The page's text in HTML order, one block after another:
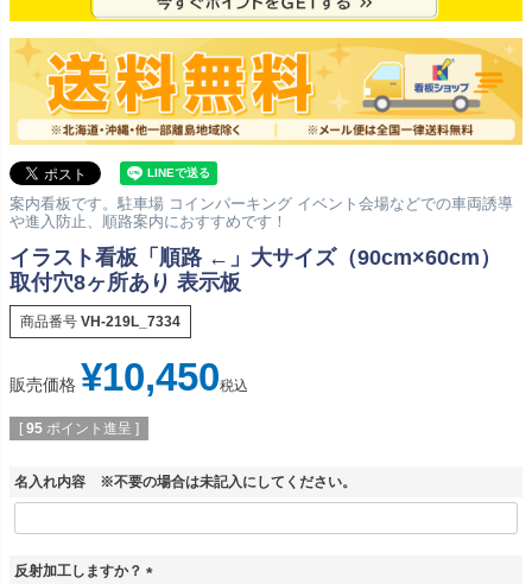
案内看板です。駐車場 コインパーキング イベント会場などでの車両誘導
や進入防止、順路案内におすすめです！
イラスト看板「順路 ←」大サイズ（90cm×60cm）
取付穴8ヶ所あり 表示板
商品番号 VH-219L_7334
販売価格 ¥10,450税込
[ 95 ポイント進呈 ]
名入れ内容 ※不要の場合は未記入にしてください。
反射加工しますか？